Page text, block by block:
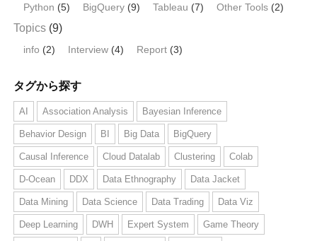
Python (5) BigQuery (9) Tableau (7) Other Tools (2)
Topics (9)
info (2) Interview (4) Report (3)
タグから探す
AI Association Analysis Bayesian Inference
Behavior Design BI Big Data BigQuery
Causal Inference Cloud Datalab Clustering Colab
D-Ocean DDX Data Ethnography Data Jacket
Data Mining Data Science Data Trading Data Viz
Deep Learning DWH Expert System Game Theory